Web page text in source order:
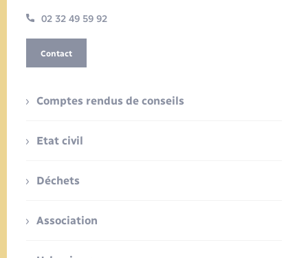
02 32 49 59 92
Contact
Comptes rendus de conseils
Etat civil
Déchets
Association